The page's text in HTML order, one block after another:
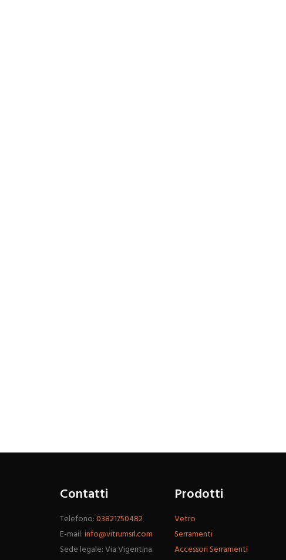
Contatti
Telefono:03821750482
E-mail:info@vitrumsrl.com
Sede legale: Via Vigentina
Prodotti
Vetro
Serramenti
Accessori Serramenti